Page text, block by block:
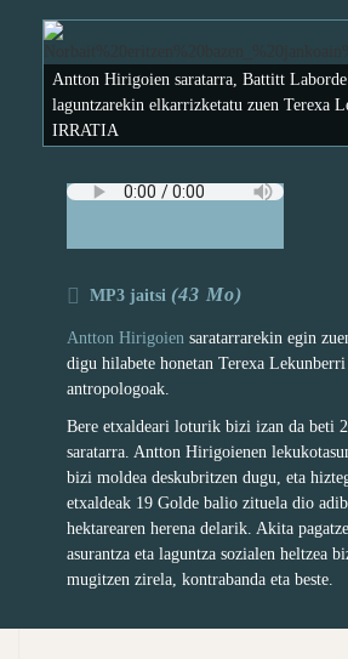
Antton Hirigoien saratarra, Battitt Laborde
laguntzarekin elkarrizketatu zuen Terexa
IRRATIA
MP3 jaitsi (43 Mo)
Antton Hirigoien saratarrarekin egin
digu hilabete honetan Terexa
antropologoak.
Bere etxaldeari loturik bizi izan da beti
saratarra. Antton Hirigoienen
bizi moldea deskubritzen dugu, eta
etxaldeak 19 Golde balio zituela dio
hektarearen herena delarik. Akita
asurantza eta laguntza sozialen heltzea
mugitzen zirela, kontrabanda eta beste.